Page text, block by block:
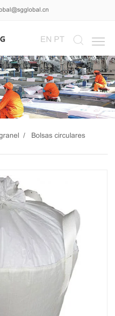
EN PT
Bolsas circulares